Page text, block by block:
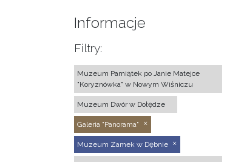
Informacje
Filtry:
Muzeum Pamiątek po Janie Matejce
"Koryznówka" w Nowym Wiśniczu
Muzeum Dwór w Dołędze
Galeria "Panorama"
Muzeum Zamek w Dębnie